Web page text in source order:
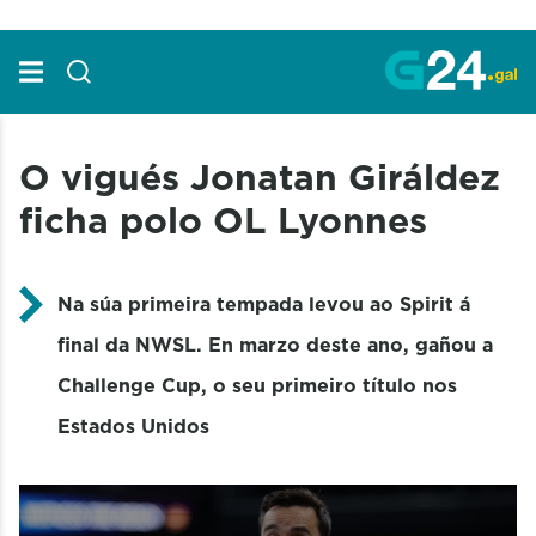
O vigués Jonatan Giráldez
ficha polo OL Lyonnes
Na súa primeira tempada levou ao Spirit á
final da NWSL. En marzo deste ano, gañou a
Challenge Cup, o seu primeiro título nos
Estados Unidos